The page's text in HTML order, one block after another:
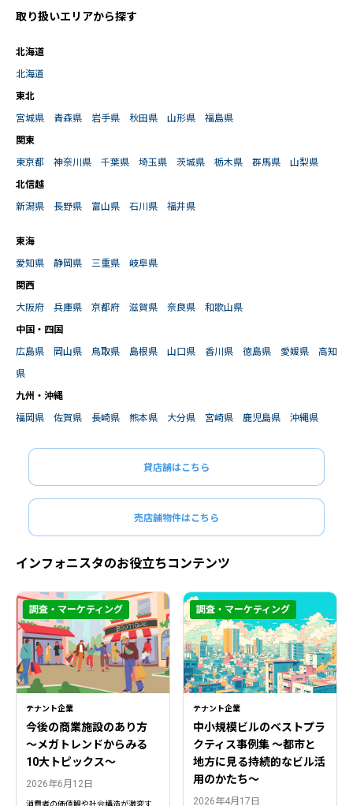
取り扱いエリアから探す
北海道
北海道
東北
宮城県
青森県 岩手県 秋田県 山形県
福島県
関東
東京都
神奈川県 千葉県 埼玉県 茨城県 栃木県 群馬県
山梨県
北信越
新潟県
長野県 富山県 石川県 福井県
東海
愛知県
静岡県 三重県
岐阜県
関西
大阪府
兵庫県 京都府 滋賀県 奈良県
和歌山県
中国・四国
広島県
岡山県 鳥取県 島根県 山口県 香川県 徳島県 愛媛県
高知
県
九州・沖縄
福岡県
佐賀県 長崎県 熊本県 大分県 宮崎県 鹿児島県 沖縄県
貸店舗はこちら
売店舗物件はこちら
インフォニスタのお役立ちコンテンツ
テナント企業
今後の商業施設のあり方
〜メガトレンドからみる
10大トピックス〜
2026年6月12日
消費者の価値観や社会構造が激変す
調査・マーケティング
テナント企業
中小規模ビルのベストプラ
クティス事例集 ～都市と
地方に見る持続的なビル活
用のかたち～
2026年4月17日
調査・マーケティング